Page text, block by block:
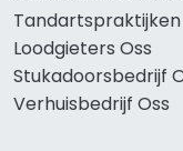
Tandartspraktijken
Loodgieters Oss
Stukadoorsbedrijf
Verhuisbedrijf Oss